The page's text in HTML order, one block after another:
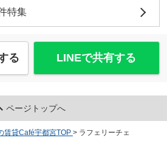
特集
る LINEで共有する
ページトップへ
賃貸Café宇都宮TOP > ラフェリーチェ